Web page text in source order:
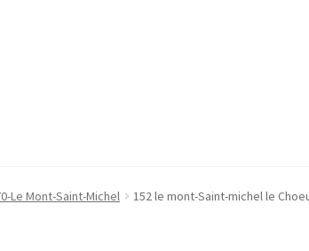
Le Mont-Saint-Michel 152 le mont-Saint-michel le